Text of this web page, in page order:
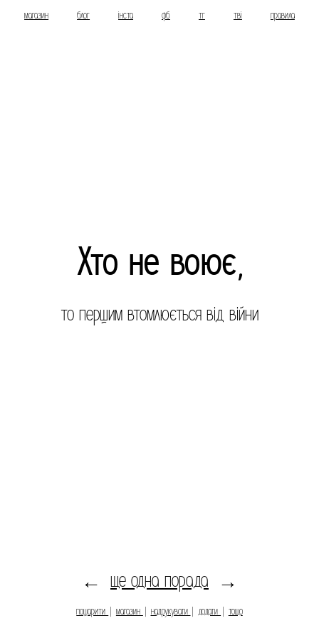
магазин блог інста фб тг тві правила
Хто не воює,
то першим втомлюється від війни
← ще одна порада →
пошарити магазин надрукувати додати тощо